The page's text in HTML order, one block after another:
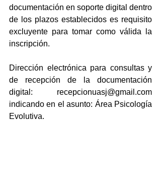
documentación en soporte digital dentro
de los plazos establecidos es requisito
excluyente para tomar como válida la
inscripción.
Dirección electrónica para consultas y
de recepción de la documentación
digital: recepcionuasj@gmail.com
indicando en el asunto: Área Psicología
Evolutiva.